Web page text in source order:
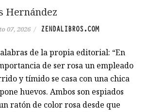
Hernández
07, 2026 / ZENDALIBROS.COM
de la propia editorial: “En
de ser rosa un empleado
y tímido se casa con una chica
huevos. Ambos son espiados
ratón de color rosa desde que